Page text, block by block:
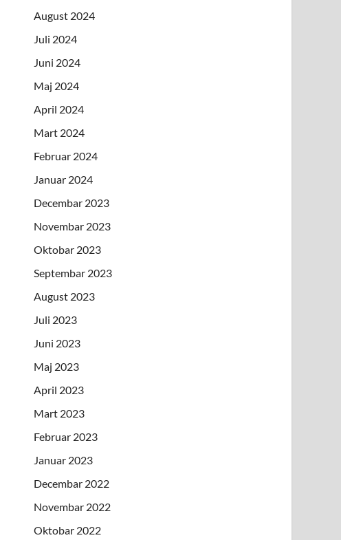
August 2024
Juli 2024
Juni 2024
Maj 2024
April 2024
Mart 2024
Februar 2024
Januar 2024
Decembar 2023
Novembar 2023
Oktobar 2023
Septembar 2023
August 2023
Juli 2023
Juni 2023
Maj 2023
April 2023
Mart 2023
Februar 2023
Januar 2023
Decembar 2022
Novembar 2022
Oktobar 2022